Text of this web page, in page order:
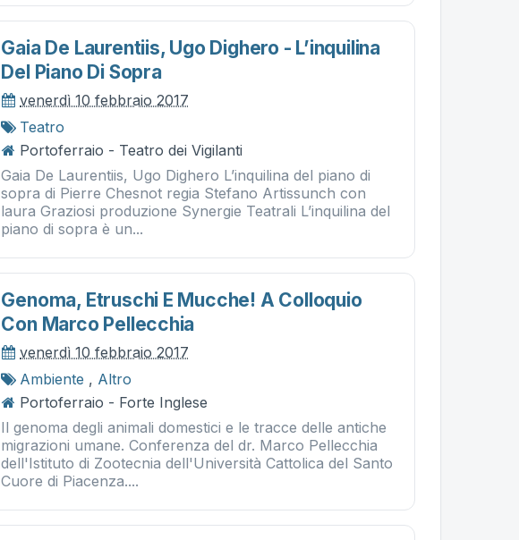
Gaia De Laurentiis, Ugo Dighero - L’inquilina
Del Piano Di Sopra
venerdì 10 febbraio 2017
Teatro
Portoferraio - Teatro dei Vigilanti
Gaia De Laurentiis, Ugo Dighero L’inquilina del piano di
sopra di Pierre Chesnot regia Stefano Artissunch con
laura Graziosi produzione Synergie Teatrali L’inquilina del
piano di sopra è un...
Genoma, Etruschi E Mucche! A Colloquio
Con Marco Pellecchia
venerdì 10 febbraio 2017
Ambiente , Altro
Portoferraio - Forte Inglese
Il genoma degli animali domestici e le tracce delle antiche
migrazioni umane. Conferenza del dr. Marco Pellecchia
dell'Istituto di Zootecnia dell'Università Cattolica del Santo
Cuore di Piacenza....